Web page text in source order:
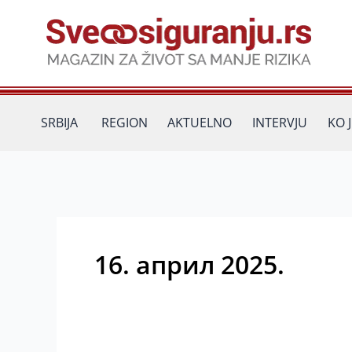
SRBIJA REGION AKTUELNO INTERVJU KO
16. април 2025.